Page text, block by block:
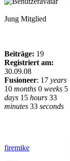
Jung Mitglied
Beiträge: 19
Registriert am:
30.09.08
Fusioneer: 17 years
10 months 0 weeks 5
days 15 hours 33
minutes 33 seconds
firemike